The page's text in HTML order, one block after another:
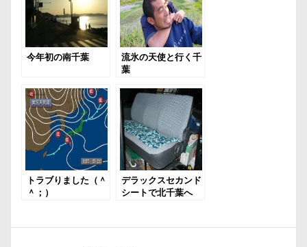
今年初の南千葉
流氷の天使と行く千
葉
トラブりました（＾
＾；）
デラックスセカンド
シートで北千葉へ